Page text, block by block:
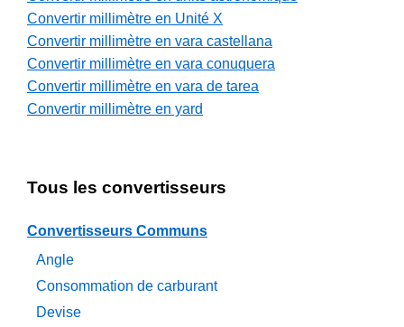
Convertir millimètre en Unité X
Convertir millimètre en vara castellana
Convertir millimètre en vara conuquera
Convertir millimètre en vara de tarea
Convertir millimètre en yard
Tous les convertisseurs
Convertisseurs Communs
Angle
Consommation de carburant
Devise